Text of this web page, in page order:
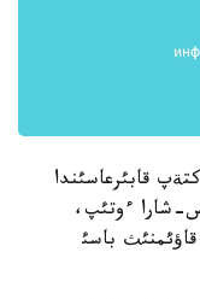
قابئرعاسئندا
شارا ءوتئپ،
باسئ